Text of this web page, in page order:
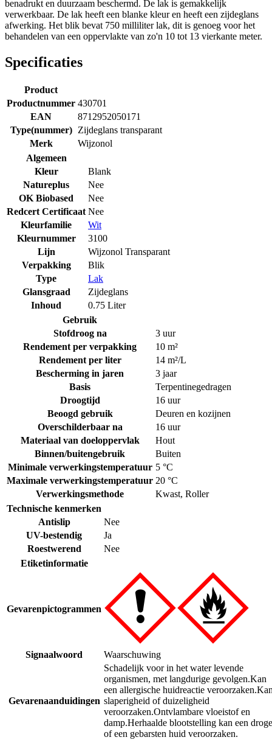
benadrukt en duurzaam beschermd. De lak is gemakkelijk
verwerkbaar. De lak heeft een blanke kleur en heeft een zijdeglans
afwerking. Het blik bevat 750 milliliter lak, dit is genoeg voor het
behandelen van een oppervlakte van zo'n 10 tot 13 vierkante meter.
Specificaties
Product
Productnummer 430701
EAN
8712952050171
Type(nummer)
Zijdeglans transparant
Merk
Wijzonol
Algemeen
Kleur
Blank
Natureplus
Nee
OK Biobased
Nee
Redcert Certificaat Nee
Kleurfamilie
Wit
Kleurnummer
3100
Lijn
Wijzonol Transparant
Verpakking
Blik
Type
Lak
Glansgraad
Zijdeglans
Inhoud
0.75 Liter
Gebruik
Stofdroog na
3 uur
Rendement per verpakking
10 m²
Rendement per liter
14 m²/L
Bescherming in jaren
3 jaar
Basis
Terpentinegedragen
Droogtijd
16 uur
Beoogd gebruik
Deuren en kozijnen
Overschilderbaar na
16 uur
Materiaal van doeloppervlak
Hout
Binnen/buitengebruik
Buiten
Minimale verwerkingstemperatuur 5 °C
Maximale verwerkingstemperatuur 20 °C
Verwerkingsmethode
Kwast, Roller
Technische kenmerken
Antislip
Nee
UV-bestendig
Ja
Roestwerend
Nee
Etiketinformatie
Gevarenpictogrammen
Signaalwoord Waarschuwing
Gevarenaanduidingen
Schadelijk voor in het water levende
organismen, met langdurige gevolgen.Kan
een allergische huidreactie veroorzaken.
slaperigheid of duizeligheid
veroorzaken.Ontvlambare vloeistof en
damp.Herhaalde blootstelling kan een droge
of een gebarsten huid veroorzaken.